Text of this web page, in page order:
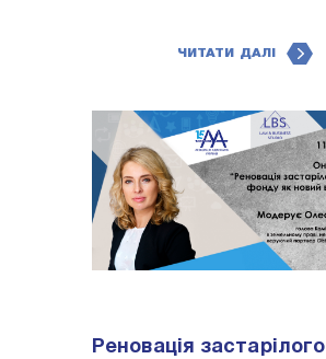
ЧИТАТИ ДАЛІ
Реновація застарілого